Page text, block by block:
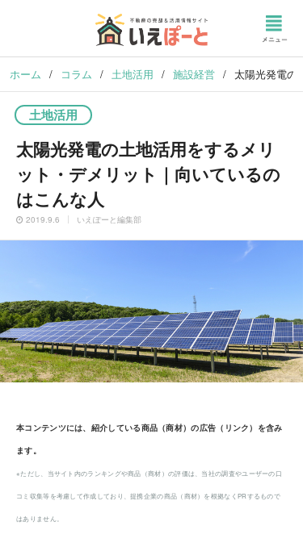
ホーム / コラム / 土地活用 / 施設経営 / 太陽光発電の
土地活用
太陽光発電の土地活用をするメリ
ット・デメリット｜向いているの
はこんな人
2019.9.6 いえぽーと編集部
本コンテンツには、紹介している商品（商材）の広告（リンク）を含み
ます。
※ただし、当サイト内のランキングや商品（商材）の評価は、当社の調査やユーザーの口
コミ収集等を考慮して作成しており、提携企業の商品（商材）を根拠なくPRするもので
はありません。